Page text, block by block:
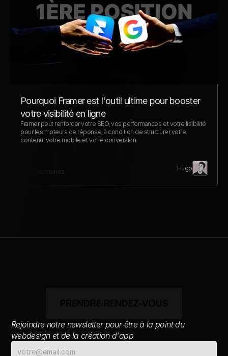
Pourquoi Framer est l'outil ultime pour booster
votre visibilité en ligne
Framer peut renforcer votre SEO, vos performances et votre lisibilité
pour les moteurs de réponse, à condition de structurer votre
contenu, votre mobile et votre conversion.
Il y a 3 semaines Hugo
Rejoindre notre newsletter pour être à la point du
webdesign et de la création d'app